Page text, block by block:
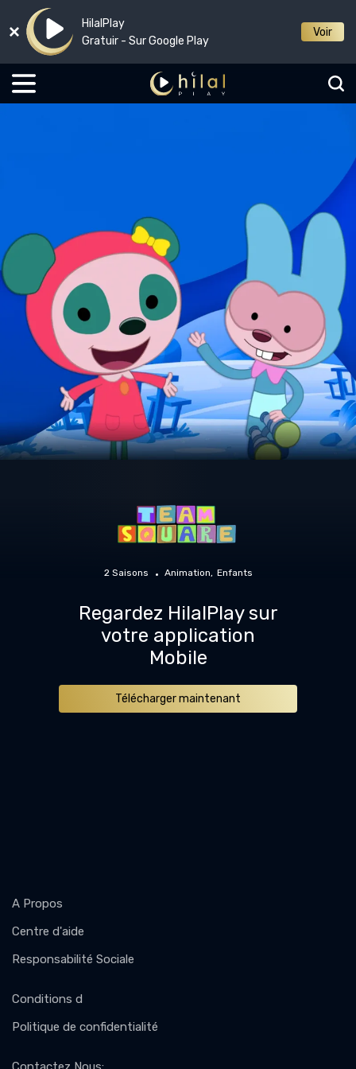
HilalPlay
Gratuir - Sur Google Play
Voir
2 Saisons Animation Enfants
Regardez HilalPlay sur
votre application
Mobile
Télécharger maintenant
A Propos
Centre d'aide
Responsabilité Sociale
Conditions d
Politique de confidentialité